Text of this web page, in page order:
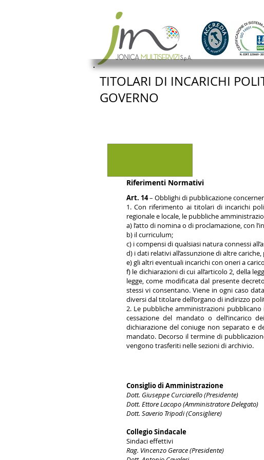
TITOLARI DI INCARICHI
GOVERNO
Riferimenti Normativi
Art. 14– Obblighi di pubblicazione
1. Con riferimento ai titolari di incarichi
regionale e locale, le pubbliche
a) l’atto di nomina o di proclamazione, con
b) il curriculum;
c) i compensi di qualsiasi natura connessi
d) i dati relativi all’assunzione di altre
e) gli altri eventuali incarichi con oneri a
f) le dichiarazioni di cui all’articolo 2, della
legge, come modificata dal presente
stessi vi consentano. Viene in ogni caso
diversi dal titolare dell’organo di indirizzo
2. Le pubbliche amministrazioni
cessazione del mandato o dell’incarico
dichiarazione del coniuge non separato e
mandato. Decorso il termine di
vengono trasferiti nelle sezioni di archivio.
Consiglio di Amministrazione
Dott. Giuseppe Curciarello (Presidente)
Dott. Ettore Lacopo (Amministratore Delegato)
Dott. Saverio Tripodi (Consigliere)
Collegio Sindacale
Sindaci effettivi
Rag. Vincenzo Gerace (Presidente)